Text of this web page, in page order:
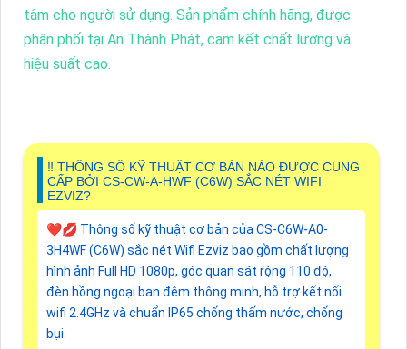
tâm cho người sử dụng. Sản phẩm chính hãng, được
phân phối tại An Thành Phát, cam kết chất lượng và
hiệu suất cao.
‼️ THÔNG SỐ KỸ THUẬT CƠ BẢN NÀO ĐƯỢC CUNG
CẤP BỞI CS-CW-A-HWF (C6W) SẮC NÉT WIFI
EZVIZ?
❤️‍💋‍ Thông số kỹ thuật cơ bản của CS-C6W-A0-
3H4WF (C6W) sắc nét Wifi Ezviz bao gồm chất lượng
hình ảnh Full HD 1080p, góc quan sát rộng 110 độ,
đèn hồng ngoại ban đêm thông minh, hỗ trợ kết nối
wifi 2.4GHz và chuẩn IP65 chống thấm nước, chống
bụi.